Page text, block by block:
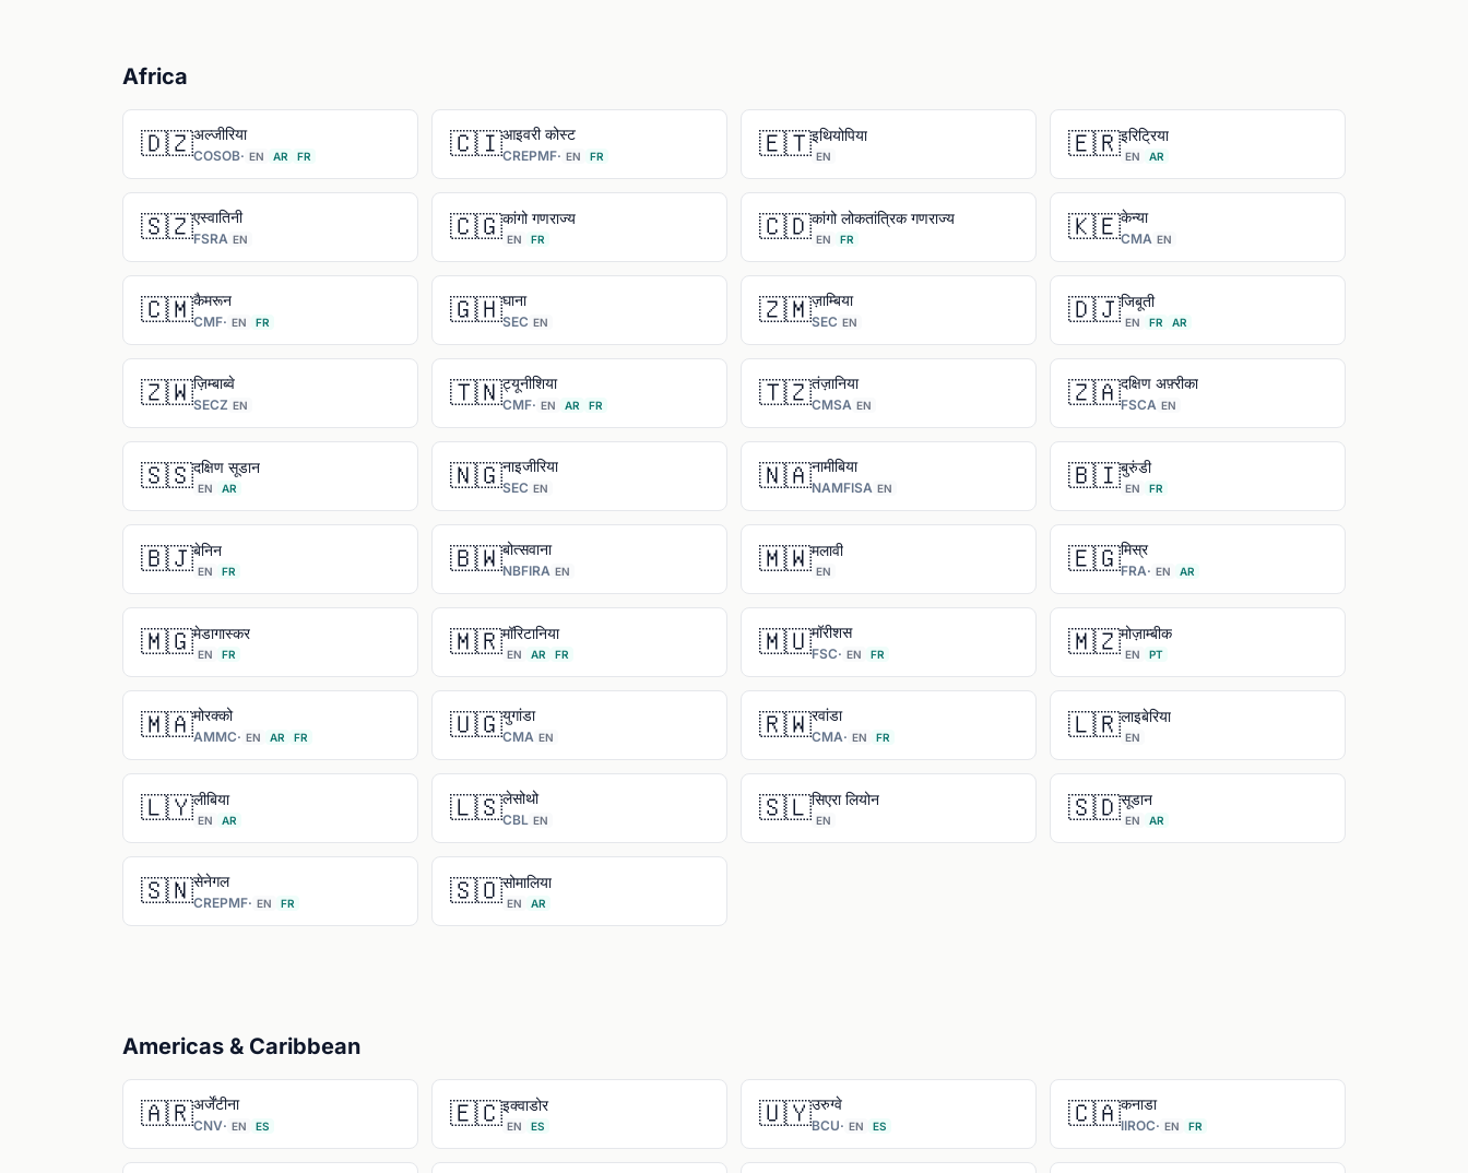
Africa
🇩🇿अल्जीरिया
COSOB· EN AR FR 🇨🇮आइवरी कोस्ट
CREPMF· EN FR 🇪🇹इथियोपिया
EN 🇪🇷इरिट्रिया
EN AR
🇸🇿एस्वातिनी
FSRA EN 🇨🇬कांगो गणराज्य
EN FR 🇨🇩कांगो लोकतांत्रिक गणराज्य
EN FR 🇰🇪केन्या
CMA EN
🇨🇲कैमरून
CMF· EN FR 🇬🇭घाना
SEC EN 🇿🇲ज़ाम्बिया
SEC EN 🇩🇯जिबूती
EN FR AR
🇿🇼ज़िम्बाब्वे
SECZ EN 🇹🇳ट्यूनीशिया
CMF· EN AR FR 🇹🇿तंज़ानिया
CMSA EN 🇿🇦दक्षिण अफ़्रीका
FSCA EN
🇸🇸दक्षिण सूडान
EN AR 🇳🇬नाइजीरिया
SEC EN 🇳🇦नामीबिया
NAMFISA EN 🇧🇮बुरुंडी
EN FR
🇧🇯बेनिन
EN FR 🇧🇼बोत्सवाना
NBFIRA EN 🇲🇼मलावी
EN 🇪🇬मिस्र
FRA· EN AR
🇲🇬मेडागास्कर
EN FR 🇲🇷मॉरिटानिया
EN AR FR 🇲🇺मॉरीशस
FSC· EN FR 🇲🇿मोज़ाम्बीक
EN PT
🇲🇦मोरक्को
AMMC· EN AR FR 🇺🇬युगांडा
CMA EN 🇷🇼रवांडा
CMA· EN FR 🇱🇷लाइबेरिया
EN
🇱🇾लीबिया
EN AR 🇱🇸लेसोथो
CBL EN 🇸🇱सिएरा लियोन
EN 🇸🇩सूडान
EN AR
🇸🇳सेनेगल
CREPMF· EN FR 🇸🇴सोमालिया
EN AR
Americas & Caribbean
🇦🇷अर्जेंटीना
CNV· EN ES 🇪🇨इक्वाडोर
EN ES 🇺🇾उरुग्वे
BCU· EN ES 🇨🇦कनाडा
IIROC· EN FR